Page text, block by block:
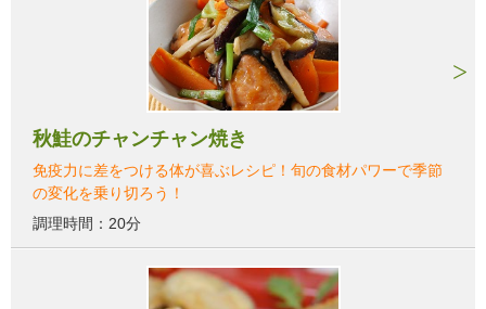
秋鮭のチャンチャン焼き
免疫力に差をつける体が喜ぶレシピ！旬の食材パワーで季節
の変化を乗り切ろう！
調理時間：20分